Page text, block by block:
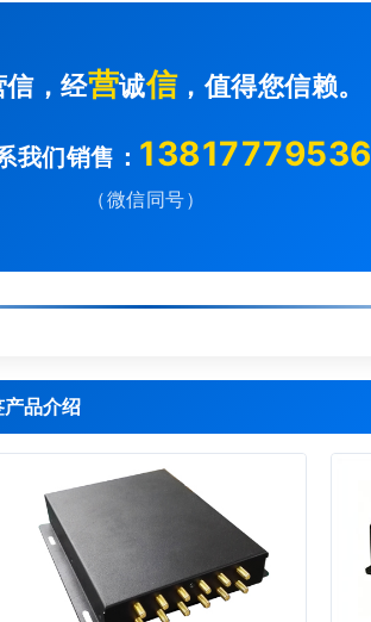
信，经营诚信，值得您信赖。
我们销售： 13817779536
（微信同号）
品介绍